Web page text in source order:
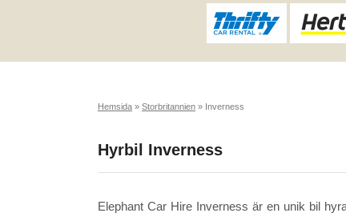
Hemsida » Storbritannien » Inverness
Hyrbil Inverness
Elephant Car Hire Inverness är en unik bil